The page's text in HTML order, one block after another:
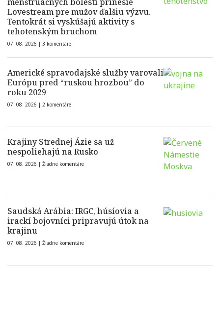
Lovestream pre mužov ďalšiu výzvu.
Tentokrát si vyskúšajú aktivity s
tehotenským bruchom
07. 08. 2026 | 3 komentáre
Americké spravodajské služby varovali
Európu pred “ruskou hrozbou” do
roku 2029
07. 08. 2026 | 2 komentáre
Krajiny Strednej Ázie sa už
nespoliehajú na Rusko
07. 08. 2026 | Žiadne komentáre
Saudská Arábia: IRGC, húsíovia a
irackí bojovníci pripravujú útok na
krajinu
07. 08. 2026 | Žiadne komentáre